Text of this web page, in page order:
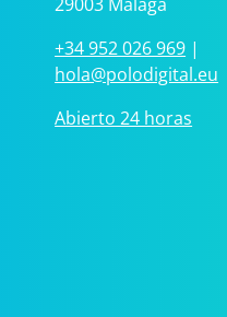
+34 952 026 969 |
hola@polodigital.eu
Abierto 24 horas